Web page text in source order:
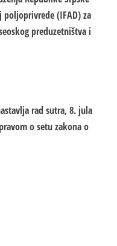
(IFAD) za
preduzetništva i
rad sutra, 8. jula
o setu zakona o